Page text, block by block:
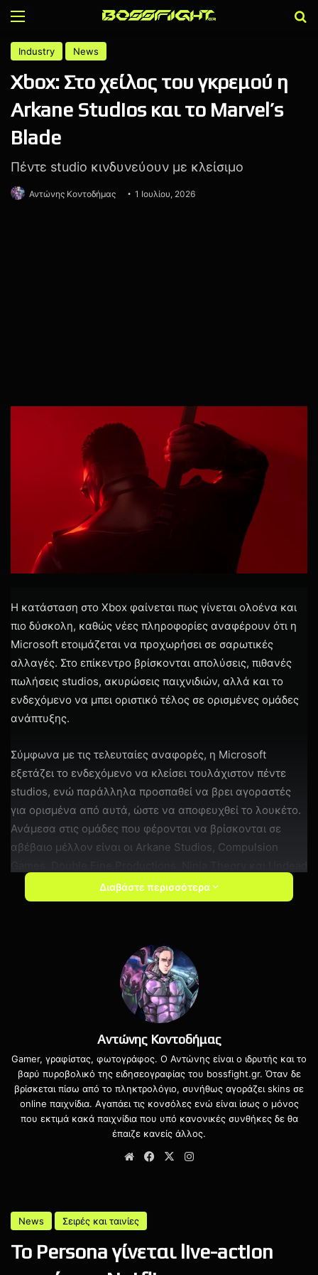
Menu
Industry News
Xbox: Στο χείλος του γκρεμού η
Arkane Studios και το Marvel’s
Blade
Πέντε studio κινδυνεύουν με κλείσιμο
Αντώνης Κοντοδήμας 1 Ιουλίου, 2026
Η κατάσταση στο Xbox φαίνεται πως γίνεται ολοένα και
πιο δύσκολη, καθώς νέες πληροφορίες αναφέρουν ότι η
Microsoft ετοιμάζεται να προχωρήσει σε σαρωτικές
αλλαγές. Στο επίκεντρο βρίσκονται απολύσεις, πιθανές
πωλήσεις studios, ακυρώσεις παιχνιδιών, αλλά και το
ενδεχόμενο να μπει οριστικό τέλος σε ορισμένες ομάδες
ανάπτυξης.
Σύμφωνα με τις τελευταίες αναφορές, η Microsoft
εξετάζει το ενδεχόμενο να κλείσει τουλάχιστον πέντε
studios, ενώ παράλληλα προσπαθεί να βρει αγοραστές
για ορισμένα από αυτά, ώστε να αποφευχθεί το λουκέτο.
Ανάμεσα στις ομάδες που φέρονται να βρίσκονται σε
αβέβαιο μέλλον είναι οι Arkane Studios, Compulsion
παιχνίδι, που αναπτύσσεται από την Arkane Studios,
φέρεται να έχει ξεφύγει από τον αρχικό προγραμματισμό,
με την εσωτερική ημερομηνία κυκλοφορίας να
μεταφέρεται από το 2026 στα τέλη του 2027, ενώ το
κόστος ανάπτυξής του έχει αυξηθεί σημαντικά. Ως
αποτέλεσμα, η Microsoft εξετάζει ακόμη και την πλήρη
ακύρωση του project.
Διαβάστε περισσότερα
Αντώνης Κοντοδήμας
Gamer, γραφίστας, φωτογράφος. Ο Αντώνης είναι ο ιδρυτής και το
βαρύ πυροβολικό της ειδησεογραφίας του bossfight.gr. Όταν δε
βρίσκεται πίσω από το πληκτρολόγιο, συνήθως αγοράζει skins σε
online παιχνίδια. Αγαπάει τις κονσόλες ενώ είναι ίσως ο μόνος
που εκτιμά κακά παιχνίδια που υπό κανονικές συνθήκες δε θα
έπαιζε κανείς άλλος.
WebsiteFacebook
X